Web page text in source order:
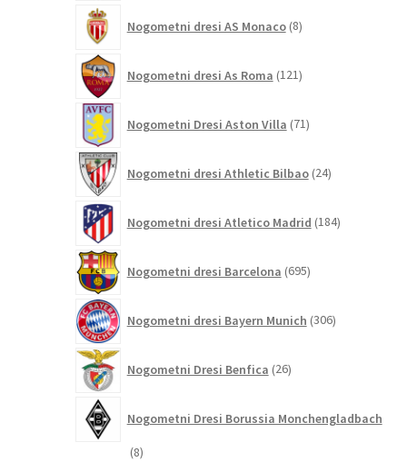
Nogometni dresi AS Monaco 8izdelkov
Nogometni dresi As Roma 121izdelkov
Nogometni Dresi Aston Villa 71izdelkov
Nogometni dresi Athletic Bilbao 24izdelkov
Nogometni dresi Atletico Madrid 184izdelkov
Nogometni dresi Barcelona 695izdelkov
Nogometni dresi Bayern Munich 306izdelkov
Nogometni Dresi Benfica 26izdelkov
Nogometni Dresi Borussia Monchengladbach
88